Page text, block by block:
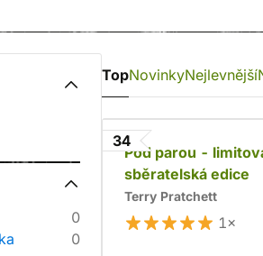
0
0
TopNovinkyNejlevnější
34
Pod parou -
sběratelská edice
Terry Pratchett
1×